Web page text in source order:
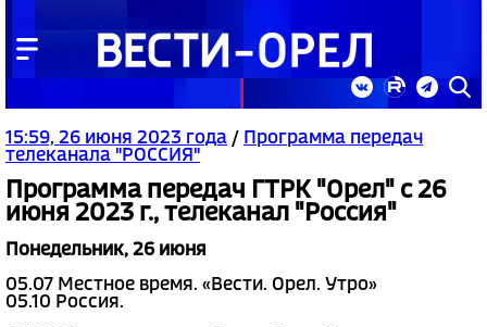
15:59, 26 июня 2023 года /
Программа передач
телеканала "РОССИЯ"
Программа передач ГТРК "Орел" с 26
июня 2023 г., телеканал "Россия"
Понедельник, 26 июня
05.07 Местное время. «Вести. Орел. Утро»
05.10 Россия.